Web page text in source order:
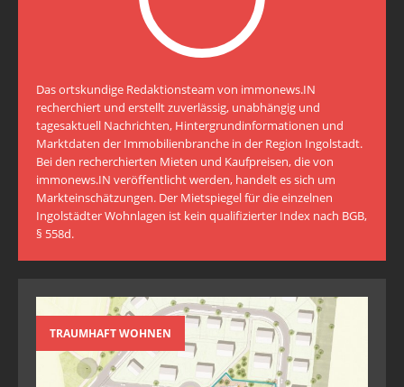
Das ortskundige Redaktionsteam von immonews.IN
recherchiert und erstellt zuverlässig, unabhängig und
tagesaktuell Nachrichten, Hintergrundinformationen und
Marktdaten der Immobilienbranche in der Region Ingolstadt.
Bei den recherchierten Mieten und Kaufpreisen, die von
immonews.IN veröffentlicht werden, handelt es sich um
Markteinschätzungen. Der Mietspiegel für die einzelnen
Ingolstädter Wohnlagen ist kein qualifizierter Index nach BGB,
§ 558d.
TRAUMHAFT WOHNEN